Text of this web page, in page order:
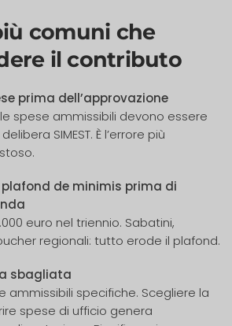
comuni che
il contributo
prima dell’approvazione
spese ammissibili devono essere
SIMEST. È l’errore più
plafond de minimis prima di
euro nel triennio. Sabatini,
regionali: tutto erode il plafond.
sbagliata
ammissibili specifiche. Scegliere la
spese di ufficio genera